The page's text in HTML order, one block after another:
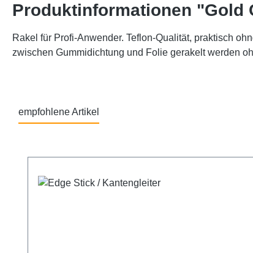
Produktinformationen "Gold
Rakel für Profi-Anwender. Teflon-Qualität, praktisch
zwischen Gummidichtung und Folie gerakelt werden
empfohlene Artikel